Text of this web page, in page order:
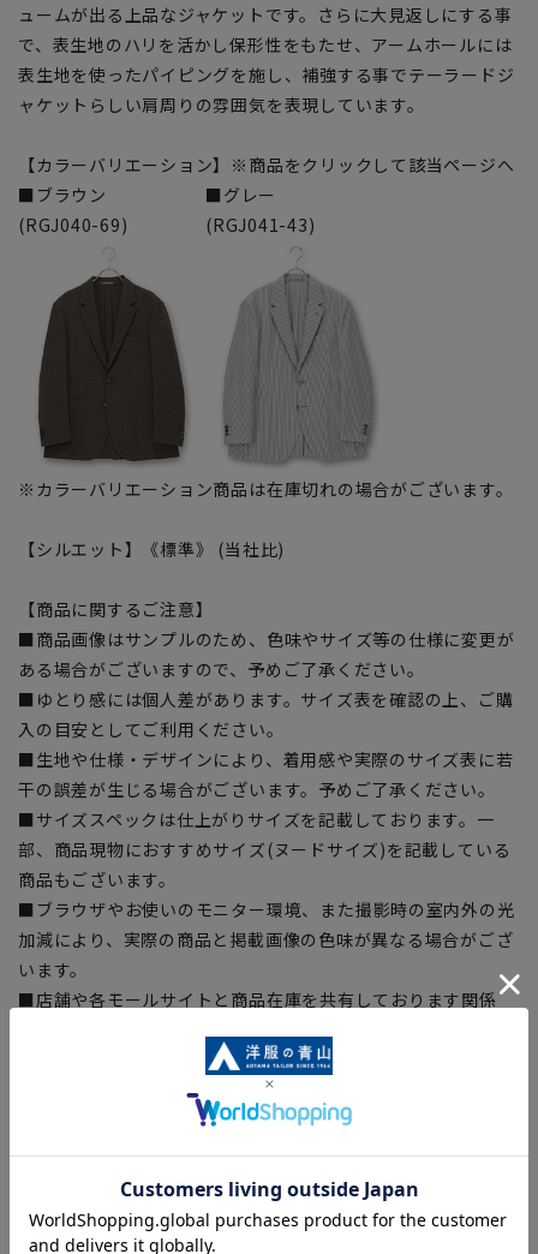
ュームが出る上品なジャケットです。さらに大見返しにする事
で、表生地のハリを活かし保形性をもたせ、アームホールには
表生地を使ったパイピングを施し、補強する事でテーラードジ
ャケットらしい肩周りの雰囲気を表現しています。
【カラーバリエーション】※商品をクリックして該当ページへ
■ブラウン
(RGJ040-69)
■グレー
(RGJ041-43)
※カラーバリエーション商品は在庫切れの場合がございます。
【シルエット】《標準》 (当社比)
【商品に関するご注意】
■商品画像はサンプルのため、色味やサイズ等の仕様に変更が
ある場合がございますので、予めご了承ください。
■ゆとり感には個人差があります。サイズ表を確認の上、ご購
入の目安としてご利用ください。
■生地や仕様・デザインにより、着用感や実際のサイズ表に若
干の誤差が生じる場合がございます。予めご了承ください。
■サイズスペックは仕上がりサイズを記載しております。一
部、商品現物におすすめサイズ(ヌードサイズ)を記載している
商品もございます。
■ブラウザやお使いのモニター環境、また撮影時の室内外の光
加減により、実際の商品と掲載画像の色味が異なる場合がござ
います。
■店舗や各モールサイトと商品在庫を共有しております関係
を完了できない場合がございます。予めご了承ください。
■お急ぎ発送のご注文につきましても、ご注文のタイミングに
よってはお急ぎ発送サービスを選択できない場合がございま